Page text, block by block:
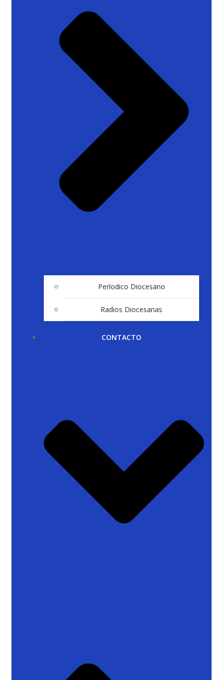
Períodico Diocesano
Radios Diocesanas
CONTACTO